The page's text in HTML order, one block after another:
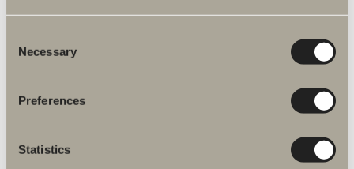
Selection
Necessary
Preferences
Statistics
Nyhet
Mörk och uttrycksfull yta med visuell tyngd och nordisk edge.